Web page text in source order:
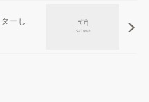
ーし